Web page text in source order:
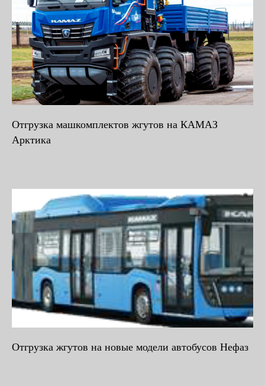
Отгрузка машкомплектов жгутов на КАМАЗ
Арктика
Отгрузка жгутов на новые модели автобусов Нефаз